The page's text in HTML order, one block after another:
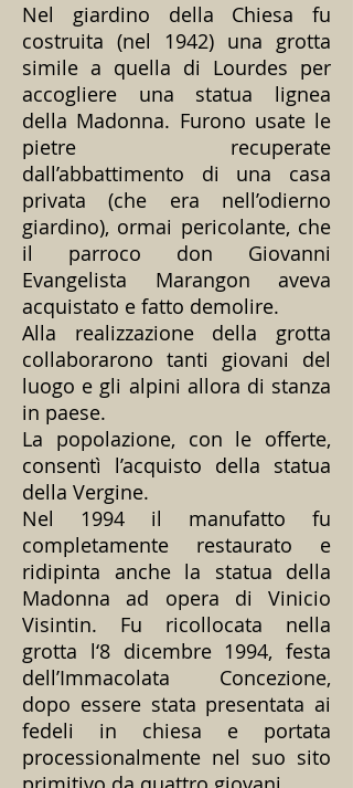
Nel giardino della Chiesa fu
costruita (nel 1942) una grotta
simile a quella di Lourdes per
accogliere una statua lignea
della Madonna. Furono usate le
pietre recuperate
dall’abbattimento di una casa
privata (che era nell’odierno
giardino), ormai pericolante, che
il parroco don Giovanni
Evangelista Marangon aveva
acquistato e fatto demolire.
Alla realizzazione della grotta
collaborarono tanti giovani del
luogo e gli alpini allora di stanza
in paese.
La popolazione, con le offerte,
consentì l’acquisto della statua
della Vergine.
Nel 1994 il manufatto fu
completamente restaurato e
ridipinta anche la statua della
Madonna ad opera di Vinicio
Visintin. Fu ricollocata nella
grotta l‘8 dicembre 1994, festa
dell’Immacolata Concezione,
dopo essere stata presentata ai
fedeli in chiesa e portata
processionalmente nel suo sito